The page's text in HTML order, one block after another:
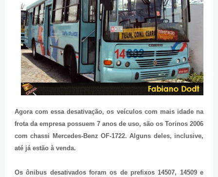
Agora com essa desativação, os veículos com mais idade na
frota da empresa possuem 7 anos de uso, são os Torinos 2006
com chassi Mercedes-Benz OF-1722. Alguns deles, inclusive,
até já estão à venda.
Os ônibus desativados foram os de prefixos 14507, 14509 e